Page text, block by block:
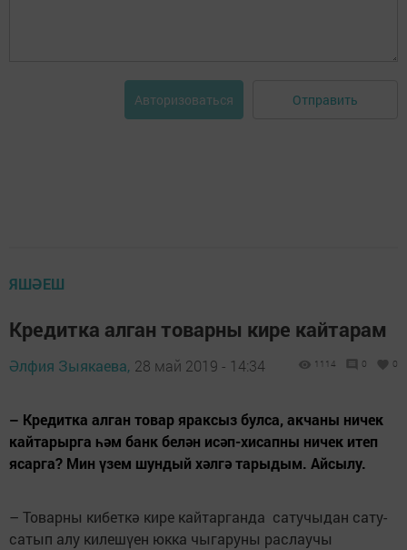
Авторизоваться Отправить
ЯШӘЕШ
Кредитка алган товарны кире кайтарам
Әлфия Зыякаева, 28 май 2019 - 14:34 1114 0 0
– Кредитка алган товар яраксыз булса, акчаны ничек
кайтарырга һәм банк белән исәп-хисапны ничек итеп
ясарга? Мин үзем шундый хәлгә тарыдым. Айсылу.
– Товарны кибеткә кире кайтарганда сатучыдан сату-
сатып алу килешүен юкка чыгаруны раслаучы